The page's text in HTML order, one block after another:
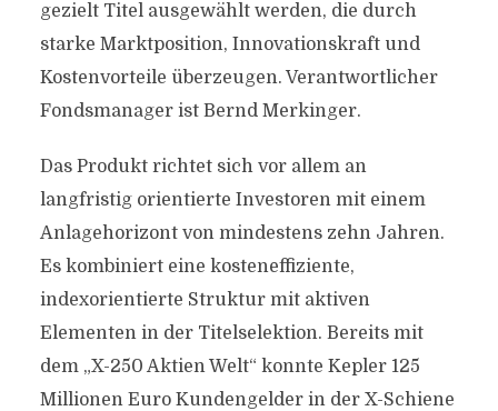
gezielt Titel ausgewählt werden, die durch
starke Marktposition, Innovationskraft und
Kostenvorteile überzeugen. Verantwortlicher
Fondsmanager ist Bernd Merkinger.
Das Produkt richtet sich vor allem an
langfristig orientierte Investoren mit einem
Anlagehorizont von mindestens zehn Jahren.
Es kombiniert eine kosteneffiziente,
indexorientierte Struktur mit aktiven
Elementen in der Titelselektion. Bereits mit
dem „X-250 Aktien Welt“ konnte Kepler 125
Millionen Euro Kundengelder in der X-Schiene